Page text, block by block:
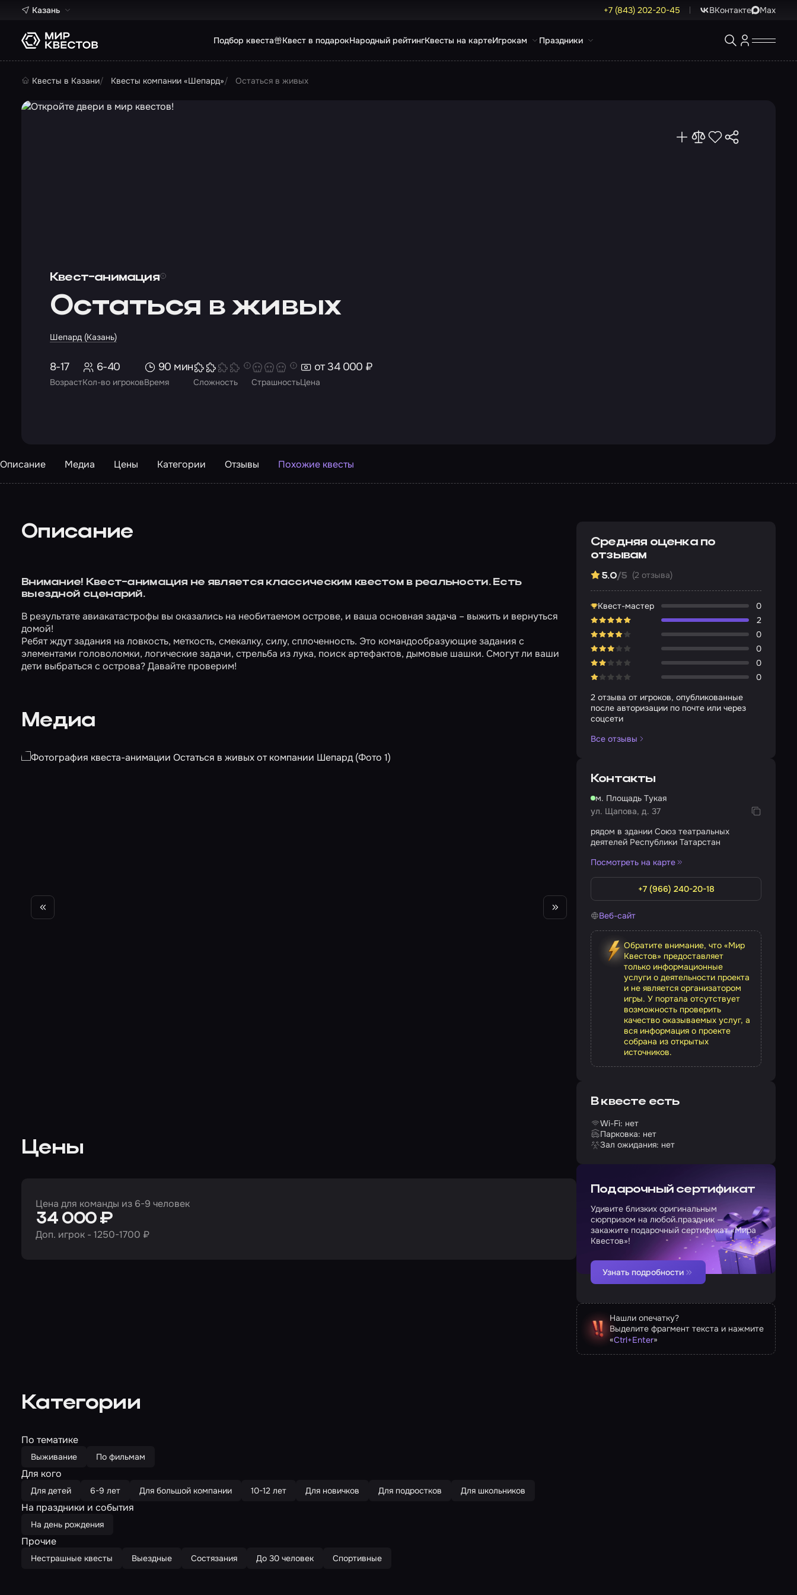
Казань +7 (843) 202-20-45 ВКонтакте Max
Подбор квеста Квест в подарокНародный рейтингКвесты на картеИгрокам Праздники
Квесты в Казани Квесты компании «Шепард» Остаться в живых
Квест-анимация
Остаться в живых
Шепард (Казань)
Возраст
8-17
Кол-во игроков
6-40
Время
90 мин
Сложность СтрашностьЦена
от 34 000 ₽
Описание Медиа Цены Категории Отзывы Похожие квесты
Описание
Внимание! Квест-анимация не является классическим квестом в реальности. Есть
выездной сценарий.
В результате авиакатастрофы вы оказались на необитаемом острове, и ваша основная задача – выжить и вернуться
домой!
Ребят ждут задания на ловкость, меткость, смекалку, силу, сплоченность. Это командообразующие задания с
элементами головоломки, логические задачи, стрельба из лука, поиск артефактов, дымовые шашки. Смогут ли ваши
дети выбраться с острова? Давайте проверим!
Медиа
Цены
Цена для команды из 6-9 человек
34 000 ₽
Доп. игрок - 1250-1700 ₽
Средняя оценка по
отзывам
5.0/5 (2 отзыва)
Квест-мастер
0
2
0
0
0
0
2 отзыва от игроков, опубликованные
после авторизации по почте или через
соцсети
Все отзывы
Контакты
м. Площадь Тукая
ул. Щапова, д. 37
рядом в здании Союз театральных
деятелей Республики Татарстан
Посмотреть на карте
+7 (966) 240-20-18
Веб-сайт
Обратите внимание, что «Мир
Квестов» предоставляет
только информационные
услуги о деятельности проекта
и не является организатором
игры. У портала отсутствует
возможность проверить
качество оказываемых услуг, а
вся информация о проекте
собрана из открытых
источников.
В квесте есть
Wi-Fi: нет
Парковка: нет
Зал ожидания: нет
Подарочный сертификат
Удивите близких оригинальным
сюрпризом на любой праздник —
закажите подарочный сертификат «Мира
Квестов»!
Узнать подробности
Нашли опечатку?
Выделите фрагмент текста и нажмите
«Ctrl+Enter»
Категории
По тематике
Выживание По фильмам
Для кого
Для детей 6-9 лет Для большой компании 10-12 лет Для новичков Для подростков Для школьников
На праздники и события
На день рождения
Прочие
Нестрашные квесты Выездные Состязания До 30 человек Спортивные